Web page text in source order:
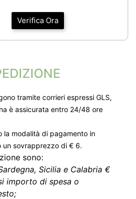
Verifica Ora
tramite corrieri espressi GLS,
è assicurata entro 24/48 ore
la modalità di pagamento in
un sovrapprezzo di € 6.
sono:
Sicilia e Calabria €
importo di spesa o